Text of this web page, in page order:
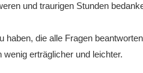
und traurigen Stunden
die alle Fragen
erträglicher und leichter.